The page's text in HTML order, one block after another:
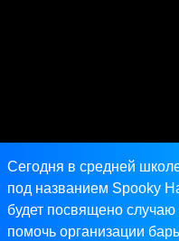
Сегодня в средней
под названием Spooky
будет посвящено
помочь организации